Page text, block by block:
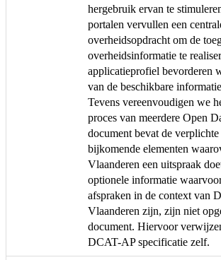
hergebruik ervan te
portalen vervullen een
overheidsopdracht om de
overheidsinformatie te
applicatieprofiel bevorderen
van de beschikbare
Tevens vereenvoudigen we
proces van meerdere Open
document bevat de verplichte
bijkomende elementen
Vlaanderen een uitspraak
optionele informatie
afspraken in de context van
Vlaanderen zijn, zijn niet
document. Hiervoor
DCAT-AP specificatie zelf.